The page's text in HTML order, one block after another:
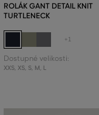
ROLÁK GANT DETAIL KNIT
TURTLENECK
+1
Dostupné velikosti:
XXS, XS, S, M, L